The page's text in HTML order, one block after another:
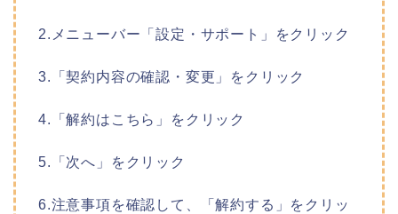
2.メニューバー「設定・サポート」をクリック
3.「契約内容の確認・変更」をクリック
4.「解約はこちら」をクリック
5.「次へ」をクリック
6.注意事項を確認して、「解約する」をクリッ